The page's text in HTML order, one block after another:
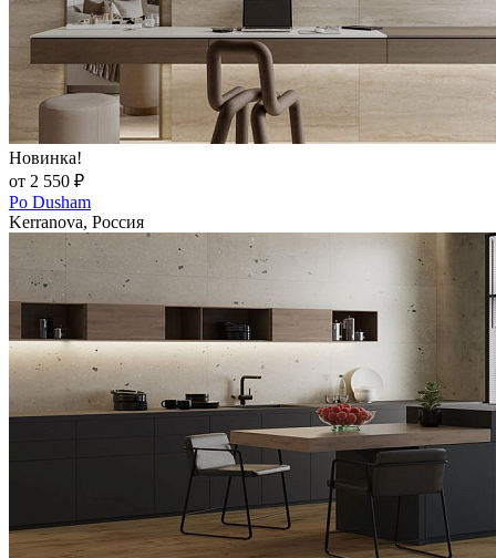
Новинка!
от 2 550 ₽
Po Dusham
Kerranova, Россия